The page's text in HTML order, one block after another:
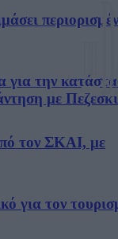
για την
με
τον ΣΚΑΙ, με
για τον